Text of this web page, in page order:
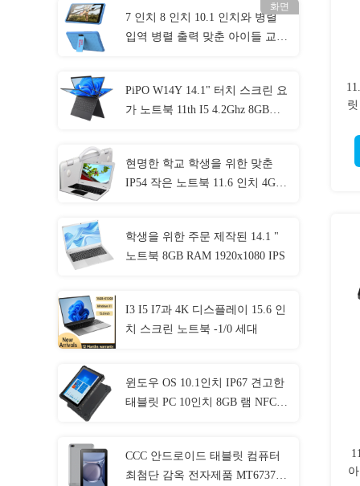
화면
7 인치 8 인치 10.1 인치와 병렬
입역 병렬 출력 맞춘 아이들 교육
PiPO W14Y 14.1" 터치 스크린 요
가 노트북 11th I5 4.2Ghz 8GB
현명한 학교 학생을 위한 맞춘
IP54 작은 노트북 11.6 인치 4GB
학생을 위한 주문 제작된 14.1 "
노트북 8GB RAM 1920x1080 IPS
I3 I5 I7과 4K 디스플레이 15.6 인
치 스크린 노트북 -1/0 세대
윈도우 OS 10.1인치 IP67 견고한
태블릿 PC 10인치 8GB 램 NFC
CCC 안드로이드 태블릿 컴퓨터
최첨단 감옥 전자제품 MT6737